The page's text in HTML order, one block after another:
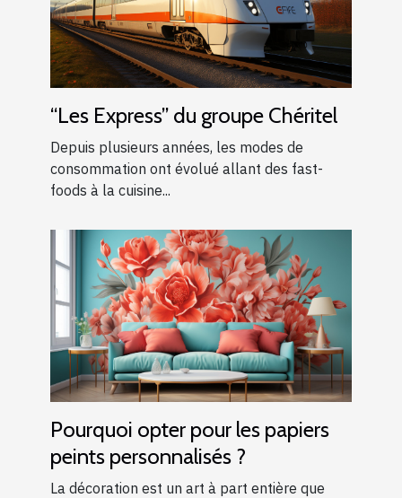
“Les Express” du groupe Chéritel
Depuis plusieurs années, les modes de
consommation ont évolué allant des fast-
foods à la cuisine...
Pourquoi opter pour les papiers
peints personnalisés ?
La décoration est un art à part entière que